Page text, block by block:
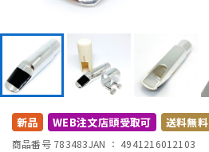
DTM オンライン納品
配信/ライブ機器
新品 WEB注文店頭受取可 送料無料
商品番号 783483JAN ： 4941216012103